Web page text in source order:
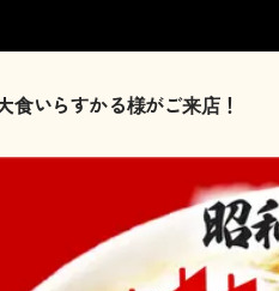
食いらすかる様がご来店！